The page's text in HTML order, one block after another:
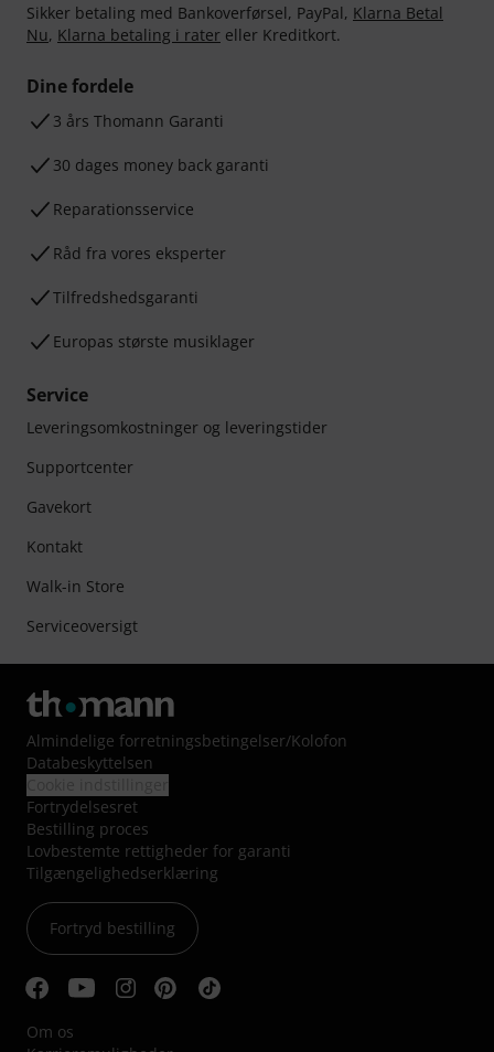
Sikker betaling med Bankoverførsel, PayPal, Klarna Betal
Nu, Klarna betaling i rater eller Kreditkort.
Dine fordele
3 års Thomann Garanti
30 dages money back garanti
Reparationsservice
Råd fra vores eksperter
Tilfredshedsgaranti
Europas største musiklager
Service
Leveringsomkostninger og leveringstider
Supportcenter
Gavekort
Kontakt
Walk-in Store
Serviceoversigt
Almindelige forretningsbetingelser/Kolofon
Databeskyttelsen
Fortrydelsesret
Bestilling proces
Lovbestemte rettigheder for garanti
Tilgængelighedserklæring
Fortryd bestilling
Om os